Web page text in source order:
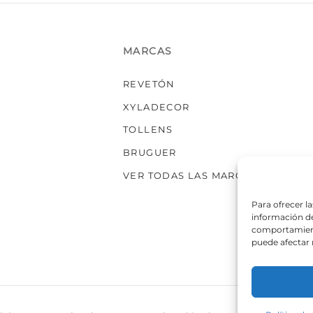
Para ofrecer
información
puede afectar
MARCAS
REVETÓN
XYLADECOR
TOLLENS
BRUGUER
VER TODAS LAS MARCAS